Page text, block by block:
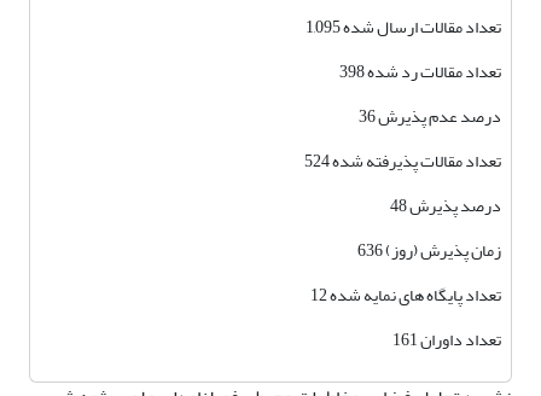
تعداد مقالات ارسال شده 1,095
تعداد مقالات رد شده 398
درصد عدم پذیرش 36
تعداد مقالات پذیرفته شده 524
درصد پذیرش 48
زمان پذیرش (روز) 636
تعداد پایگاه های نمایه شده 12
تعداد داوران 161